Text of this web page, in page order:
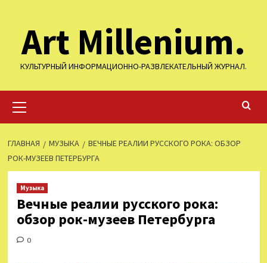
содержимому
Art Millenium.
КУЛЬТУРНЫЙ ИНФОРМАЦИОННО-РАЗВЛЕКАТЕЛЬНЫЙ ЖУРНАЛ.
меню
ГЛАВНАЯ МУЗЫКА
ВЕЧНЫЕ РЕАЛИИ РУССКОГО РОКА: ОБЗОР
РОК-МУЗЕЕВ ПЕТЕРБУРГА
Музыка
Вечные реалии русского рока:
обзор рок-музеев Петербурга
0